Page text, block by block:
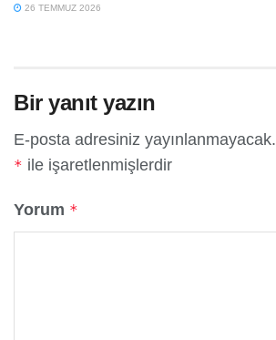
26 TEMMUZ 2026
Bir yanıt yazın
E-posta adresiniz yayınlanmayacak.
* ile işaretlenmişlerdir
Yorum *